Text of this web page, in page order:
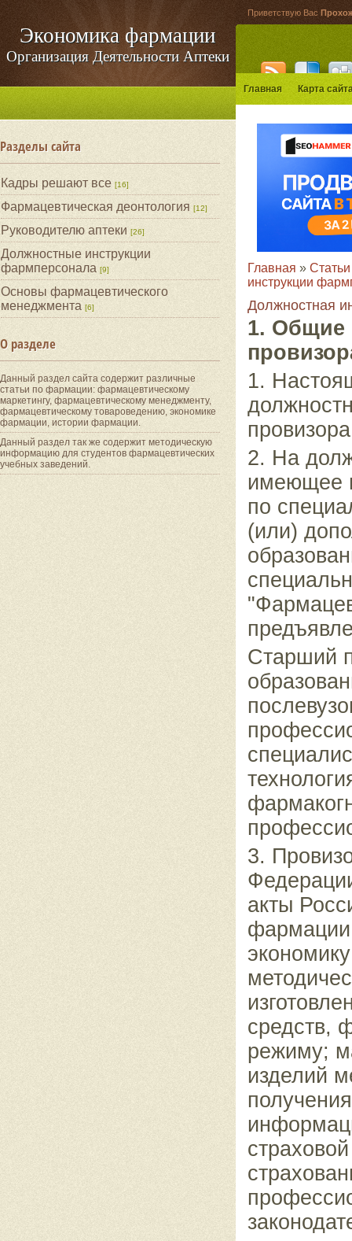
Экономика фармации
Организация Деятельности Аптеки
Разделы сайта
Кадры решают все [16]
Фармацевтическая деонтология [12]
Руководителю аптеки [26]
Должностные инструкции
фармперсонала [9]
Основы фармацевтического
менеджмента [6]
О разделе
Данный раздел сайта содержит различные
статьи по фармации: фармацевтическому
маркетингу, фармацевтическому менеджменту,
фармацевтическому товароведению, экономике
фармации, истории фармации.
Данный раздел так же содержит методическую
информацию для студентов фармацевтических
учебных заведений.
Приветствую Вас
Главная Карта
Главная » Статьи
инструкции
Должностная
1. Общие
1.
2. На
имеющее
по
(или)
Старший
3.
акты
средств,
режиму;
изделий